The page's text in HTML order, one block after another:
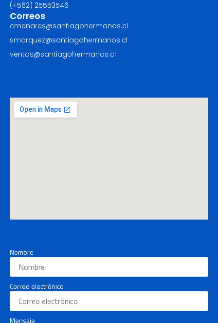
(+562) ‪25553546
Correos
cmenares@santiagohermanos.cl
smarquez@santiagohermanos.cl
ventas@santiagohermanos.cl
Nombre
Correo electrónico
Mensaje